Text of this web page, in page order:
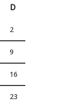
D
2
9
16
23